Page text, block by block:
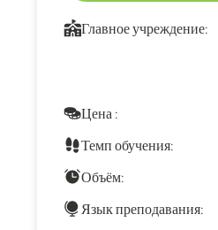
Главное учреждение:
Цена :
Темп обучения:
Объём:
Язык преподавания: